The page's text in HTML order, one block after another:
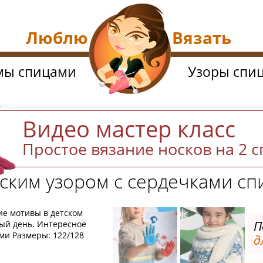
Видео мастер класс
Простое вязание носков на 2
узором с сердечками
мотивы в детском
день. Интересное
Размеры: 122/128
спицами Узоры
Люблю Вязать